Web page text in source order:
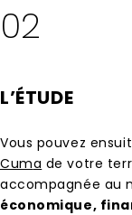
02
L’ÉTUDE
Vous pouvez
Cuma de votre
accompagnée au
économique,